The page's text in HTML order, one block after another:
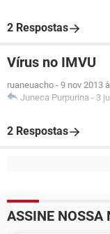
2 Respostas
Vírus no IMVU
ruaneuacho - 9 nov 2013
Juneca Purpurina - 3
2 Respostas
ASSINE NOSSA